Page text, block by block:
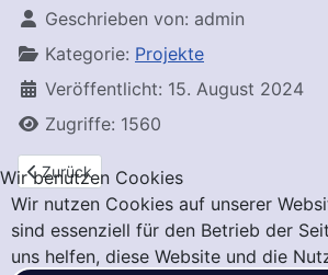
Geschrieben von: admin
Kategorie: Projekte
Veröffentlicht: 15. August 2024
Zugriffe: 1560
Vorheriger Beitrag: Mein Tagebuch
Zurück
Wir benutzen Cookies
Wir nutzen Cookies auf unserer
sind essenziell für den Betrieb der
uns helfen, diese Website und die